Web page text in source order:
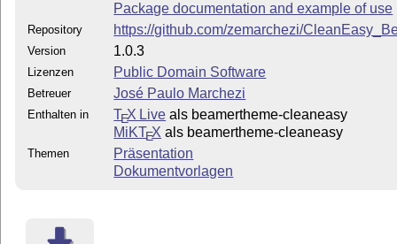
Package documentation and example of use
Repository https://github.com/zemarchezi/
Version 1.0.3
Lizenzen Public Domain Software
Betreuer José Paulo Marchezi
Enthalten in TEX Live als beamertheme-cleaneasy
MiKTEX als beamertheme-cleaneasy
Themen
Präsentation
Dokumentvorlagen